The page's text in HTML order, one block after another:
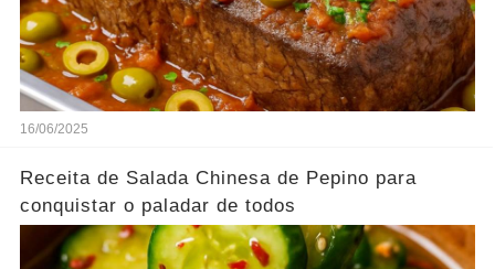
16/06/2025
Receita de Salada Chinesa de Pepino para
conquistar o paladar de todos